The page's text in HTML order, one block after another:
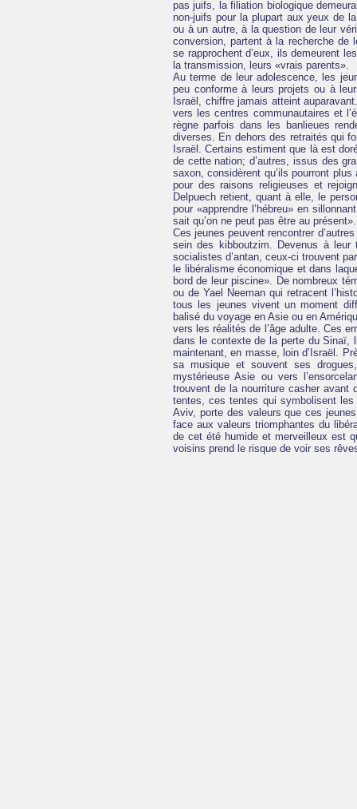
pas juifs, la filiation biologique
non-juifs pour la plupart aux yeux de
ou à un autre, à la question de leur
conversion, partent à la recherche de
se rapprochent d’eux, ils demeurent
la transmission, leurs «vrais parents».
Au terme de leur adolescence, les
peu conforme à leurs projets ou à
Israël, chiffre jamais atteint
vers les centres communautaires et
règne parfois dans les banlieues
diverses. En dehors des retraités qui
Israël. Certains estiment que là est
de cette nation; d’autres, issus des
saxon, considèrent qu’ils pourront
pour des raisons religieuses et
Delpuech retient, quant à elle, le
pour «apprendre l’hébreu» en
sait qu’on ne peut pas être au présent».
Ces jeunes peuvent rencontrer
sein des kibboutzim. Devenus à
socialistes d’antan, ceux-ci trouvent
le libéralisme économique et dans
bord de leur piscine». De nombreux
ou de Yael Neeman qui retracent
tous les jeunes vivent un moment
balisé du voyage en Asie ou en
vers les réalités de l’âge adulte. Ces
dans le contexte de la perte du Sinaï,
maintenant, en masse, loin d’Israël.
sa musique et souvent ses
mystérieuse Asie ou vers
trouvent de la nourriture casher avant
tentes, ces tentes qui symbolisent
Aviv, porte des valeurs que ces
face aux valeurs triomphantes du
de cet été humide et merveilleux est
voisins prend le risque de voir ses